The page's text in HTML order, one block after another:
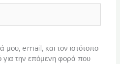
μου, email, και τον ιστότοπο
για την επόμενη φορά που